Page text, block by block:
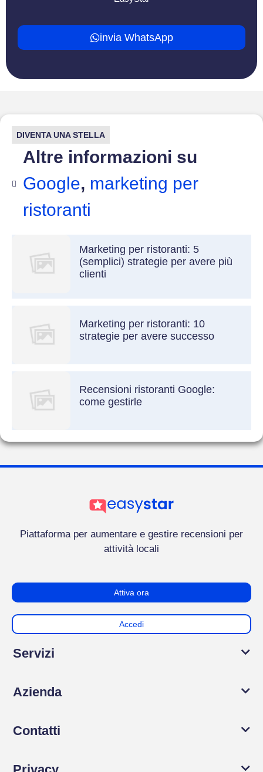
invia WhatsApp
DIVENTA UNA STELLA
Altre informazioni su
Google, marketing per
ristoranti
Marketing per ristoranti: 5
(semplici) strategie per avere più
clienti
Marketing per ristoranti: 10
strategie per avere successo
Recensioni ristoranti Google:
come gestirle
Piattaforma per aumentare e gestire recensioni per
attività locali
Attiva ora
Accedi
Servizi
Azienda
Contatti